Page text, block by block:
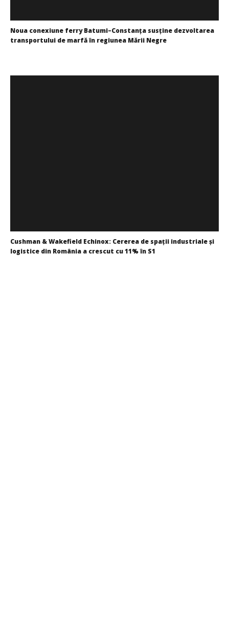
Noua conexiune ferry Batumi–Constanța susține dezvoltarea
transportului de marfă în regiunea Mării Negre
Cushman & Wakefield Echinox: Cererea de spații industriale și
logistice din România a crescut cu 11% în S1